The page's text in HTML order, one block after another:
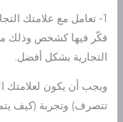
1- تعامل مع علامتك التجارية كشخص
فكّر فيها كشخص وذلك
التجارية بشكل أفضل.
ويجب أن يكون
تتصرف) وتجربة (كيف